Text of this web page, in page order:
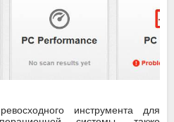
инструмента для